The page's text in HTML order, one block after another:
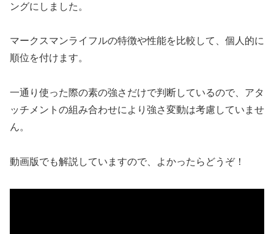
ングにしました。
マークスマンライフルの特徴や性能を比較して、個人的に
順位を付けます。
一通り使った際の素の強さだけで判断しているので、アタ
ッチメントの組み合わせにより強さ変動は考慮していませ
ん。
動画版でも解説していますので、よかったらどうぞ！